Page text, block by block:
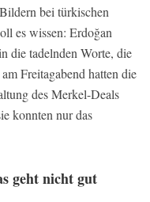
bei türkischen
es wissen: Erdoğan
die tadelnden Worte, die
Freitagabend hatten die
des Merkel-Deals
konnten nur das
geht nicht gut